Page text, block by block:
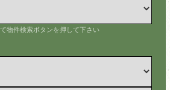
物件検索ボタンを押して下さい